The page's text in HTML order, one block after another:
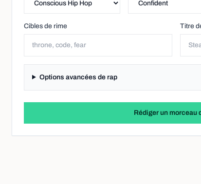
Cibles de rime Titre
Options avancées de rap
Rédiger un morceau